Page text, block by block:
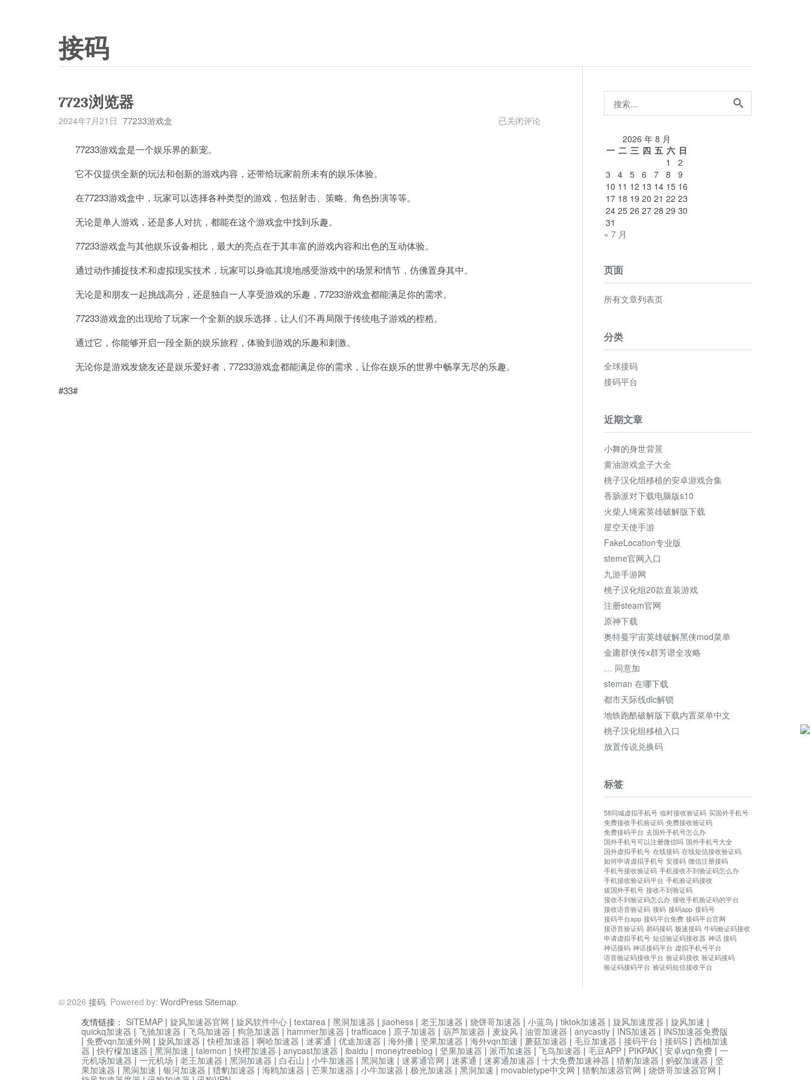
接码
7723浏览器
2024年7月21日 77233游戏盒
7723
已关闭评论
77233游戏盒是一个娱乐界的新宠。
它不仅提供全新的玩法和创新的游戏内容，还带给玩家前所未有的娱乐体验。
在77233游戏盒中，玩家可以选择各种类型的游戏，包括射击、策略、角色扮演等等。
无论是单人游戏，还是多人对抗，都能在这个游戏盒中找到乐趣。
77233游戏盒与其他娱乐设备相比，最大的亮点在于其丰富的游戏内容和出色的互动体验。
通过动作捕捉技术和虚拟现实技术，玩家可以身临其境地感受游戏中的场景和情节，仿佛置身其中。
无论是和朋友一起挑战高分，还是独自一人享受游戏的乐趣，77233游戏盒都能满足你的需求。
77233游戏盒的出现给了玩家一个全新的娱乐选择，让人们不再局限于传统电子游戏的桎梏。
通过它，你能够开启一段全新的娱乐旅程，体验到游戏的乐趣和刺激。
无论你是游戏发烧友还是娱乐爱好者，77233游戏盒都能满足你的需求，让你在娱乐的世界中畅享无尽的乐趣。
#33#
搜
索...
2026 年 8 月
一 二 三 四 五 六 日
1
2
3
4 5 6 7 8
9
10 11 12 13 14 15 16
17 18 19 20 21 22 23
24 25 26 27 28 29 30
31
« 7 月
页面
所有文章列表页
分类
全球接码
接码平台
近期文章
小舞的身世背景
黄油游戏盒子大全
桃子汉化组移植的安卓游戏合集
香肠派对下载电脑版s10
火柴人绳索英雄破解版下载
星空天使手游
FakeLocation专业版
steme官网入口
九游手游网
桃子汉化组20款直装游戏
注册steam官网
原神下载
奥特曼宇宙英雄破解黑侠mod菜单
金庸群侠传x群芳谱全攻略
… 同意加
steman 在哪下载
都市天际线dlc解锁
地铁跑酷破解版下载内置菜单中文
桃子汉化组移植入口
放置传说兑换码
标签
58同城虚拟手机号 临时接收验证码 买国外手机号
免费接收手机验证码 免费接收验证码
免费接码平台 去国外手机号怎么办
国外手机号可以注册微信吗 国外手机号大全
国外虚拟手机号 在线接码 在线短信接收验证码
如何申请虚拟手机号 安接码 微信注册接码
手机号接收验证码 手机接收不到验证码怎么办
手机接收验证码平台 手机验证码接收
拔国外手机号 接收不到验证码
接收不到验证码怎么办 接收手机验证码的平台
接收语音验证码 接码 接码app 接码号
接码平台app 接码平台免费 接码平台官网
接语音验证码 易码接码 极速接码 牛码验证码接收
申请虚拟手机号 短信验证码接收器 神话 接码
神话接码 神话接码平台 虚拟手机号平台
语音验证码接收平台 验证码接收 验证码接码
验证码接码平台 验证码短信接收平台
© 2026 接码. Powered by: WordPress.Sitemap.
友情链接： SITEMAP | 旋风加速器官网 | 旋风软件中心 | textarea | 黑洞加速器 | jiaohess | 老王加速器 | 烧饼哥加速器 | 小蓝鸟 | tiktok加速器 | 旋风加速度器 | 旋风加速 |
quickq加速器 | 飞驰加速器 | 飞鸟加速器 | 狗急加速器 | hammer加速器 | trafficace | 原子加速器 | 葫芦加速器 | 麦旋风 | 油管加速器 | anycastly | INS加速器 | INS加速器免费版
| 免费vqn加速外网 | 旋风加速器 |快橙加速器 | 啊哈加速器 | 迷雾通 | 优途加速器 | 海外播 | 坚果加速器 | 海外vqn加速 | 蘑菇加速器 | 毛豆加速器 | 接码平台 | 接码S | 西柚加速
器 |快柠檬加速器 | 黑洞加速 | falemon |快橙加速器 | anycast加速器 | ibaidu | moneytreeblog | 坚果加速器 | 派币加速器 | 飞鸟加速器 | 毛豆APP | PIKPAK | 安卓vqn免费 | 一
元机场加速器 | 一元机场 | 老王加速器 | 黑洞加速器 | 白石山 | 小牛加速器 | 黑洞加速 | 迷雾通官网 | 迷雾通 | 迷雾通加速器 | 十大免费加速神器 | 猎豹加速器 | 蚂蚁加速器 | 坚
果加速器 | 黑洞加速 | 银河加速器 | 猎豹加速器 | 海鸥加速器 | 芒果加速器 | 小牛加速器 | 极光加速器 | 黑洞加速 | movabletype中文网 | 猎豹加速器官网 | 烧饼哥加速器官网 |